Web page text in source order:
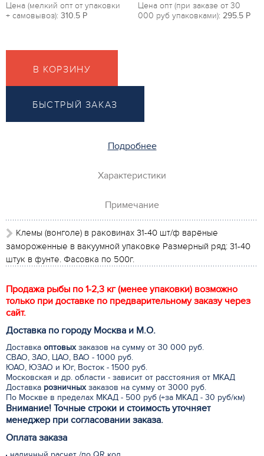
Цена (мелкий опт от упаковки
+ самовывоз): 310.5 P
Цена опт (при заказе от 30
000 руб упаковками): 295.5 P
В КОРЗИНУ
БЫСТРЫЙ ЗАКАЗ
Подробнее
Характеристики
Примечание
Клемы (вонголе) в раковинах 31-40 шт/ф варёные
замороженные в вакуумной упаковке Размерный ряд: 31-40
штук в фунте. Фасовка по 500г.
Продажа рыбы по 1-2,3 кг (менее упаковки) возможно
только при доставке по предварительному заказу через
сайт.
Доставка по городу Москва и М.О.
Доставка оптовыхзаказов на сумму от 30 000 руб.
СВАО, ЗАО, ЦАО, ВАО - 1000 руб.
ЮАО, ЮЗАО и Юг, Восток - 1500 руб.
Московская и др. области - зависит от расстояния от МКАД
Доставка розничныхзаказов на сумму от 3000 руб.
По Москве в пределах МКАД - 500 руб (+за МКАД - 30 руб/км)
Внимание! Точные строки и стоимость уточняет
менеджер при согласовании заказа.
Оплата заказа